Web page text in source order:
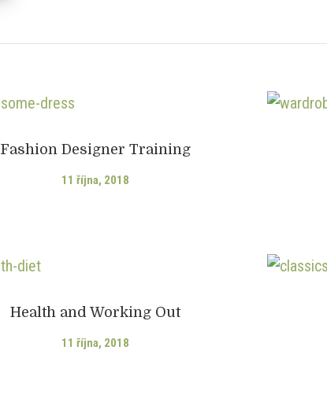
11 října, 2018
Fashion Designer Training
11 října, 2018
Health and Working Out